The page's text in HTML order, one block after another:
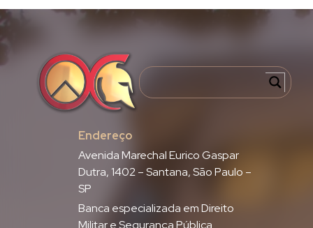
Endereço
Avenida Marechal Eurico Gaspar
Dutra, 1402 – Santana, São Paulo –
SP
Banca especializada em Direito
Militar e Segurança Pública